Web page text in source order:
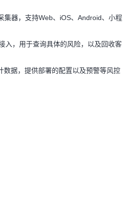
集器，支持Web、iOS、Android、小程
入，用于查询具体的风险，以及回收客
数据，提供部署的配置以及预警等风控